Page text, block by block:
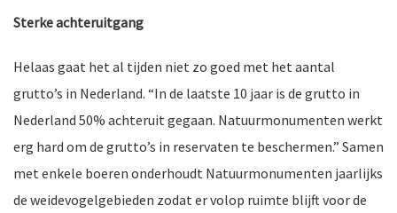
Sterke achteruitgang
Helaas gaat het al tijden niet zo goed met het aantal
grutto’s in Nederland. “In de laatste 10 jaar is de grutto in
Nederland 50% achteruit gegaan. Natuurmonumenten werkt
erg hard om de grutto’s in reservaten te beschermen.” Samen
met enkele boeren onderhoudt Natuurmonumenten jaarlijks
de weidevogelgebieden zodat er volop ruimte blijft voor de